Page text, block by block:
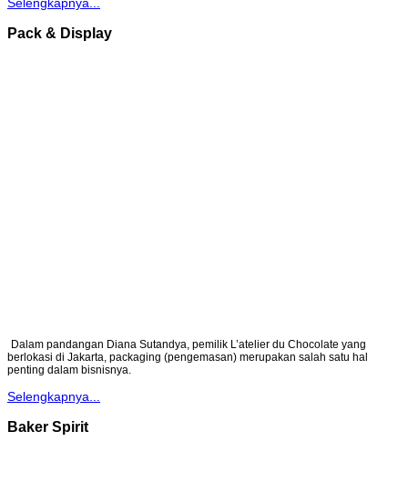
Pack & Display
Dalam pandangan Diana Sutandya, pemilik L’atelier du Chocolate yang
berlokasi di Jakarta, packaging (pengemasan) merupakan salah satu hal
penting dalam bisnisnya.
Selengkapnya...
Baker Spirit